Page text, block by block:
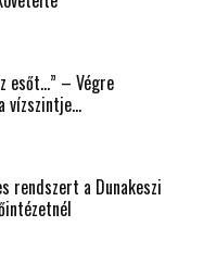
esőt…” – Végre
vízszintje...
rendszert a Dunakeszi